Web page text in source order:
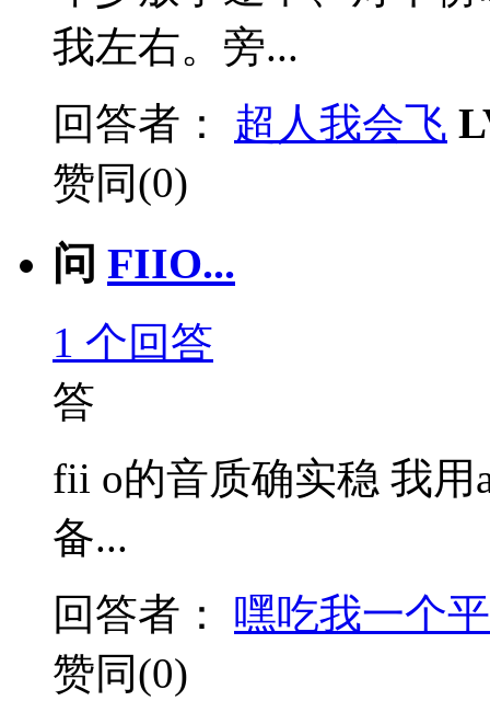
我左右。旁...
回答者：
超人我会飞
赞同(0)
问 FIIO...
1 个回答
答
fii o的音质确实稳 我用
备...
回答者：
嘿吃我一个
赞同(0)